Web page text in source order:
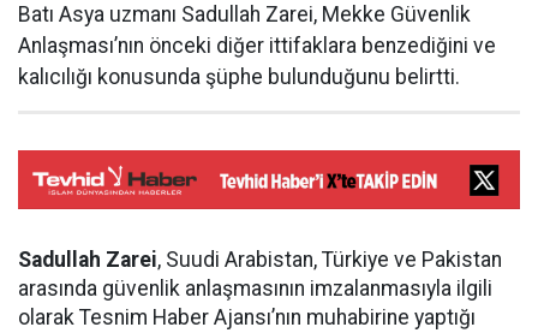
Batı Asya uzmanı Sadullah Zarei, Mekke Güvenlik
Anlaşması’nın önceki diğer ittifaklara benzediğini ve
kalıcılığı konusunda şüphe bulunduğunu belirtti.
Sadullah Zarei, Suudi Arabistan, Türkiye ve Pakistan
arasında güvenlik anlaşmasının imzalanmasıyla ilgili
olarak Tesnim Haber Ajansı’nın muhabirine yaptığı